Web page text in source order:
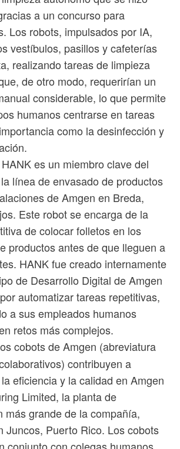
a un concurso para
Los robots, impulsados ​​por IA,
vestíbulos, pasillos y cafeterías
realizando tareas de limpieza
de otro modo, requerirían un
considerable, lo que permite
humanos centrarse en tareas
como la desinfección y
HANK es un miembro clave del
línea de envasado de productos
de Amgen en Breda,
Este robot se encarga de la
de colocar folletos en los
productos antes de que lleguen a
HANK fue creado internamente
de Desarrollo Digital de Amgen
automatizar tareas repetitivas,
a sus empleados humanos
retos más complejos.
cobots de Amgen (abreviatura
contribuyen a
eficiencia y la calidad en Amgen
Limited, la planta de
más grande de la compañía,
Juncos, Puerto Rico. Los cobots